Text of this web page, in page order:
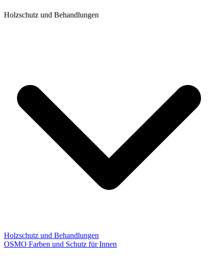
Holzschutz und Behandlungen
Holzschutz und Behandlungen
OSMO Farben und Schutz für Innen